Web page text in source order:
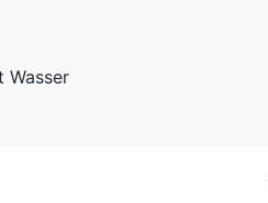
Wasser